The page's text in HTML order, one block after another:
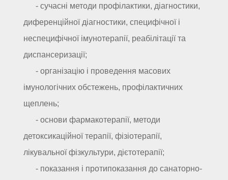
- сучасні методи профілактики, діагностики,
диференційної діагностики, специфічної і
неспецифічної імунотерапії, реабілітації та
диспансеризації;
- організацію і проведення масових
імунологічних обстежень, профілактичних
щеплень;
- основи фармакотерапії, методи
детоксикаційної терапії, фізіотерапії,
лікувальної фізкультури, дієтотерапії;
- показання і протипоказання до санаторно-